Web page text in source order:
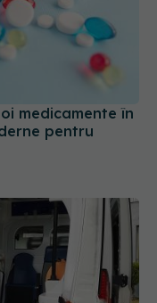
medicamente în
pentru